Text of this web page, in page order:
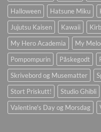
Halloween
Hatsune Miku
Jujutsu Kaisen
Kawaii
My Hero Academia
My
Pompompurin
Påskegodt
Skrivebord og Musematter
Stort Priskutt!
Studio Ghibli
Valentine's Day og Morsdag